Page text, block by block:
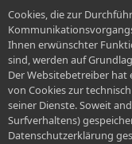
Cookies, die zur
Ihnen erwünschter
sind, werden auf
Der Websitebetreiber hat
von Cookies zur
seiner Dienste. Soweit
Surfverhaltens)
Datenschutzerklärung